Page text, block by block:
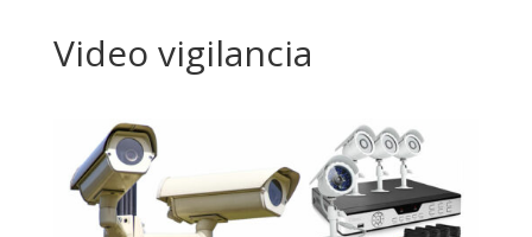
Video vigilancia